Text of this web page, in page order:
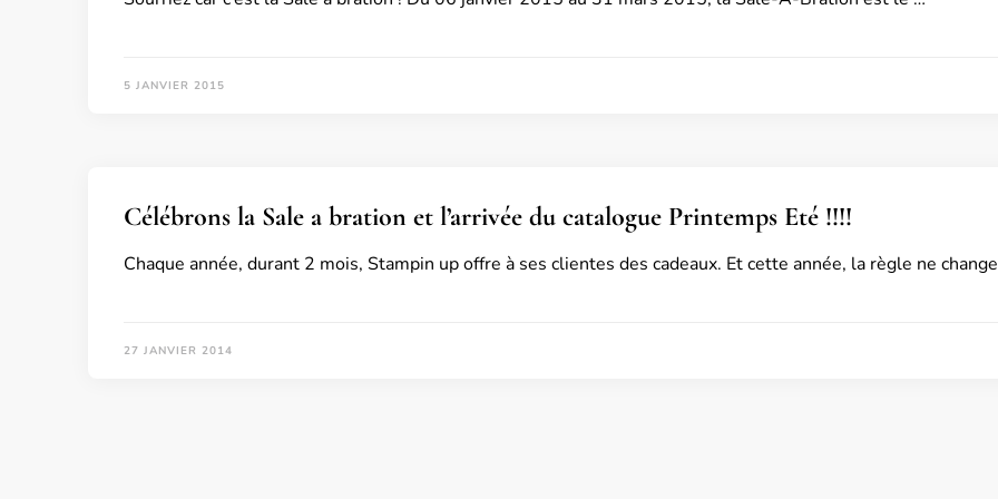
5 JANVIER 2015
Célébrons la Sale a bration et l’arrivée du catalogue Printemps Eté !!!!
Chaque année, durant 2 mois, Stampin up offre à ses clientes des cadeaux. Et cette année, la règle ne
27 JANVIER 2014